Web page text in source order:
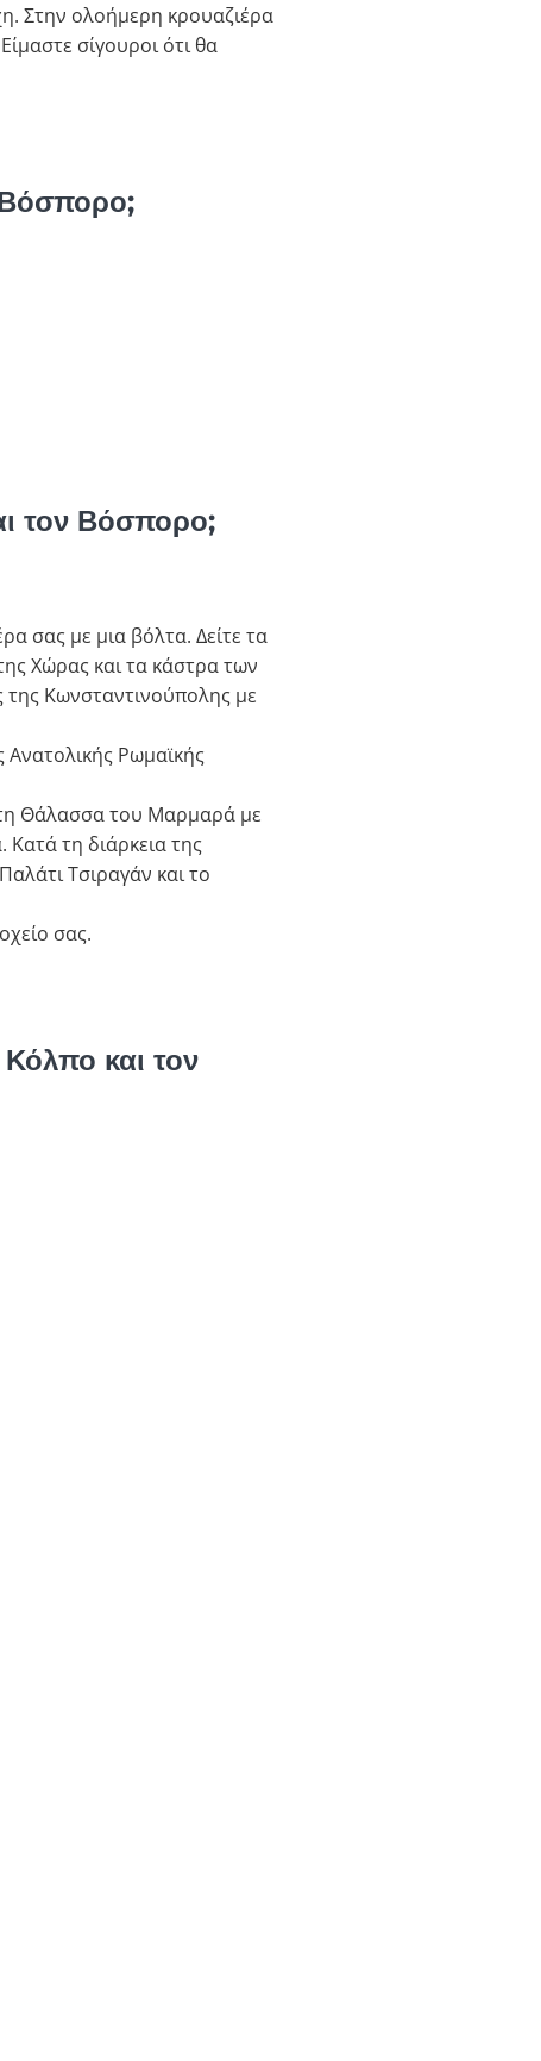
Στην ολοήμερη κρουαζιέρα
σίγουροι ότι θα
Βόσπορο;
τον Βόσπορο;
σας με μια βόλτα. Δείτε τα
Χώρας και τα κάστρα των
Κωνσταντινούπολης με
Ρωμαϊκής
Θάλασσα του Μαρμαρά με
τη διάρκεια της
Τσιραγάν και το
σας.
και τον